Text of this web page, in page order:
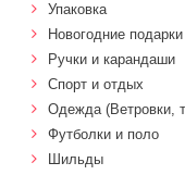
Упаковка
Новогодние подарки
Ручки и карандаши
Спорт и отдых
Одежда (Ветровки,
Футболки и поло
Шильды